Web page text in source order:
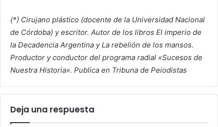
(*) Cirujano plástico (docente de la Universidad Nacional
de Córdoba) y escritor. Autor de los libros El imperio de
la Decadencia Argentina y La rebelión de los mansos.
Productor y conductor del programa radial «Sucesos de
Nuestra Historia». Publica en Tribuna de Peiodistas
Deja una respuesta